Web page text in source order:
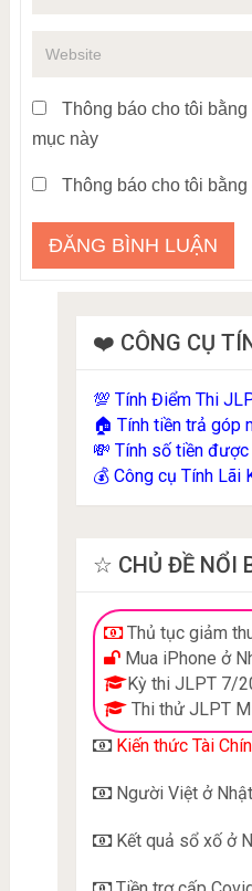
Thông báo cho tôi
mục này
Thông báo cho tôi
❤️ CÔNG CỤ
💯 Tính Điểm Thi
🏠 Tính tiền trả góp
💸 Tính số tiền được
💰 Công cụ Tính Lãi
☆ CHỦ ĐỀ NỔI
Thủ tục giảm
Mua iPhone ở
Kỳ thi JLPT 7/
Thi thử JLPT
Kiến thức Tài
Người Việt ở Nhật
Kết quả sổ xố ở